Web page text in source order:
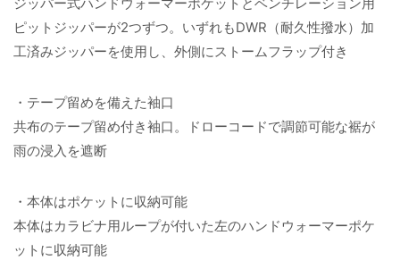
ピットジッパーが2つずつ。いずれもDWR（耐久性撥水）加
工済みジッパーを使用し、外側にストームフラップ付き
・テープ留めを備えた袖口
共布のテープ留め付き袖口。ドローコードで調節可能な裾が
雨の浸入を遮断
・本体はポケットに収納可能
本体はカラビナ用ループが付いた左のハンドウォーマーポケ
ットに収納可能